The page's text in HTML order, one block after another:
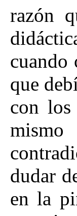
razón
cuando
que
con los
dudar
en la